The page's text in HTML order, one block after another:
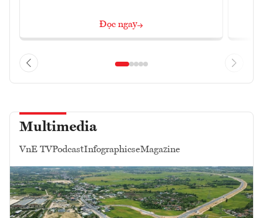
Đọc ngay
Multimedia
VnE TVPodcastInfographicseMagazine